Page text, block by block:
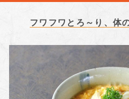
フワフワとろ～り、体